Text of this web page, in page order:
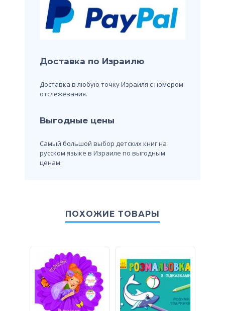
Доставка по Израилю
Доставка в любую точку Израиля с номером
отслежевания.
Выгодные цены
Самый большой выбор детских книг на
русском языке в Израиле по выгодным
ценам.
ПОХОЖИЕ ТОВАРЫ